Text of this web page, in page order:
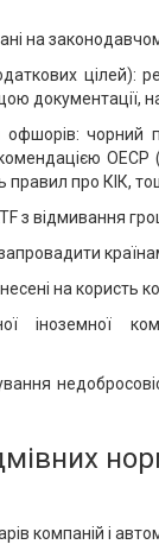
на
цілей):
документації,
чорний
ОЕСР
правил про КІК,
з відмивання
на користь
іноземної
компаній і